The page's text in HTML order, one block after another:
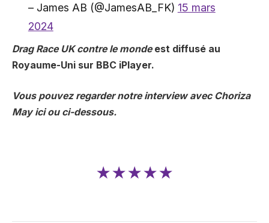
– James AB (@JamesAB_FK) 15 mars
2024
Drag Race UK contre le mondeest diffusé au
Royaume-Uni sur BBC iPlayer.
Vous pouvez regarder notre interview avec Choriza
Mayiciou ci-dessous.
★★★★★